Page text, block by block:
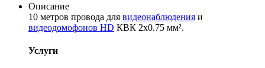
Описание
10 метров провода для видеонаблюдения и
видеодомофонов HD КВК 2х0.75 мм².
Услуги